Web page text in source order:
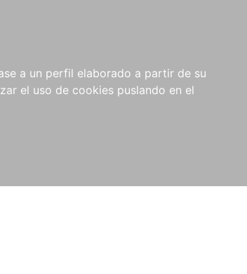
a un perfil elaborado a partir de su
el uso de cookies puslando en el